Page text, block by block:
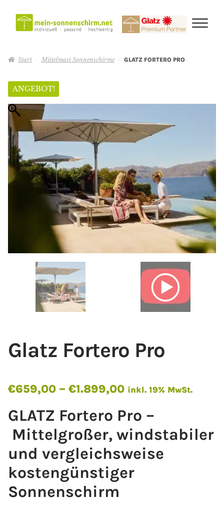
Start Mittelmast Sonnenschirme GLATZ FORTERO PRO
ANGEBOT!
Glatz Fortero Pro
€659,00 – €1.899,00 inkl. 19% MwSt.
GLATZ Fortero Pro –
Mittelgroßer, windstabiler
und vergleichsweise
kostengünstiger
Sonnenschirm